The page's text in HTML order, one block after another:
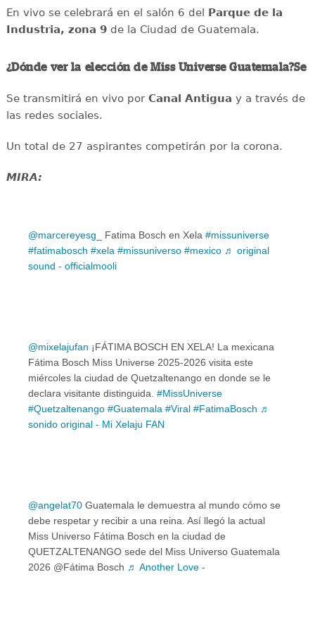
En vivo se celebrará en el salón 6 del Parque de la
Industria, zona 9de la Ciudad de Guatemala.
¿Dónde ver la elección de Miss Universe Guatemala?Se
Se transmitirá en vivo porCanal Antigua y a través de
las redes sociales.
Un total de 27 aspirantes competirán por la corona.
MIRA:
@marcereyesg_ Fatima Bosch en Xela #missuniverse
#fatimabosch #xela #missuniverso #mexico ♬ original
sound - officialmooli
@mixelajufan ¡FÁTIMA BOSCH EN XELA! La mexicana
Fátima Bosch Miss Universe 2025-2026 visita este
miércoles la ciudad de Quetzaltenango en donde se le
declara visitante distinguida. #MissUniverse
#Quetzaltenango #Guatemala #Viral #FatimaBosch ♬
sonido original - Mi Xelaju FAN
@angelat70 Guatemala le demuestra al mundo cómo se
debe respetar y recibir a una reina. Así llegó la actual
Miss Universo Fátima Bosch en la ciudad de
QUETZALTENANGO sede del Miss Universo Guatemala
2026 @Fátima Bosch ♬ Another Love -